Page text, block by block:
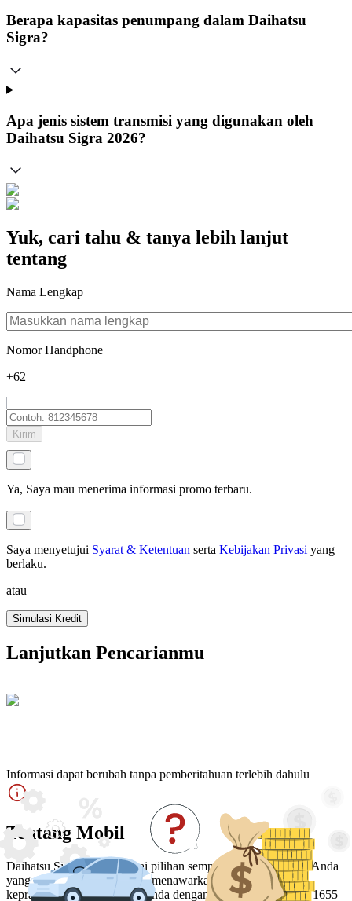
Berapa kapasitas penumpang dalam Daihatsu
Sigra?
Apa jenis sistem transmisi yang digunakan oleh
Daihatsu Sigra 2026?
Yuk, cari tahu & tanya lebih lanjut
tentang
Nama Lengkap
Nomor Handphone
+62
Kirim
Ya, Saya mau menerima informasi promo terbaru.
Saya menyetujui Syarat & Ketentuan serta Kebijakan Privasi yang
berlaku.
atau
Simulasi Kredit
Lanjutkan Pencarianmu
Informasi dapat berubah tanpa pemberitahuan terlebih dahulu
Tentang Mobil
Daihatsu Sigra hadir sebagai pilihan sempurna bagi Keluarga Anda
yang mencari 7 Seater MPV, menawarkan kenyamanan dan
kepraktisan untuk keluarga Anda dengan dimensi 4110 mm x 1655